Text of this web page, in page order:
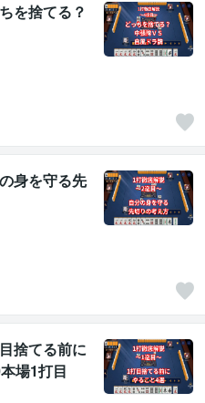
を捨てる？
身を守る先
捨てる前に
場1打目